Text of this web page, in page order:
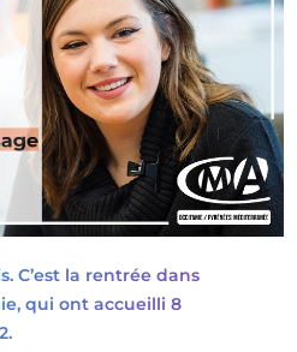
C’est la rentrée dans
qui ont accueilli 8